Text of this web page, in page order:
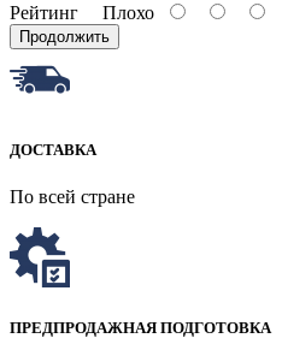
Рейтинг Плохо
Продолжить
ДОСТАВКА
По всей стране
ПРЕДПРОДАЖНАЯ ПОДГОТОВКА